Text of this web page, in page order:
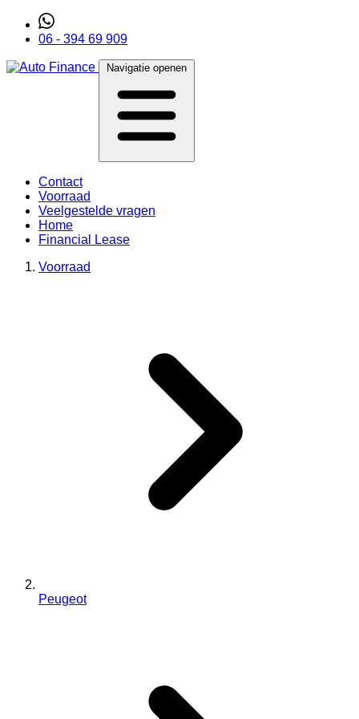
06 - 394 69 909
Navigatie openen
Contact
Voorraad
Veelgestelde vragen
Home
Financial Lease
Voorraad
Peugeot